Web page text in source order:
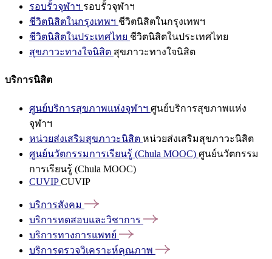
รอบรั้วจุฬาฯ รอบรั้วจุฬาฯ
ชีวิตนิสิตในกรุงเทพฯ ชีวิตนิสิตในกรุงเทพฯ
ชีวิตนิสิตในประเทศไทย ชีวิตนิสิตในประเทศไทย
สุขภาวะทางใจนิสิต สุขภาวะทางใจนิสิต
บริการนิสิต
ศูนย์บริการสุขภาพแห่งจุฬาฯ ศูนย์บริการสุขภาพแห่ง
จุฬาฯ
หน่วยส่งเสริมสุขภาวะนิสิต หน่วยส่งเสริมสุขภาวะนิสิต
ศูนย์นวัตกรรมการเรียนรู้ (Chula MOOC) ศูนย์นวัตกรรม
การเรียนรู้ (Chula MOOC)
CUVIPCUVIP
บริการสังคม
บริการทดสอบและวิชาการ
บริการทางการแพทย์
บริการตรวจวิเคราะห์คุณภาพ